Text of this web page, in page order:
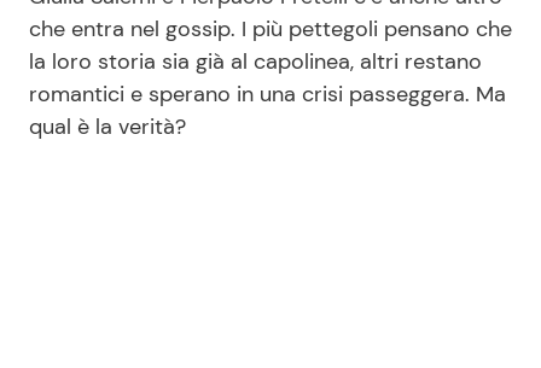
Salute
Viaggi e Turismo
Ricette Facili e Veloci
Ricette Feste
che entra nel gossip. I più pettegoli pensano che
la loro storia sia già al capolinea, altri restano
romantici e sperano in una crisi passeggera. Ma
qual è la verità?